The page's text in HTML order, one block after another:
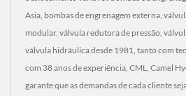
Asia, bombas de engrenagem externa,
modular, válvula redutora de pressão,
válvula hidráulica desde 1981, tanto com
com 38 anos de experiência, CML, Camel
garante que as demandas de cada cliente